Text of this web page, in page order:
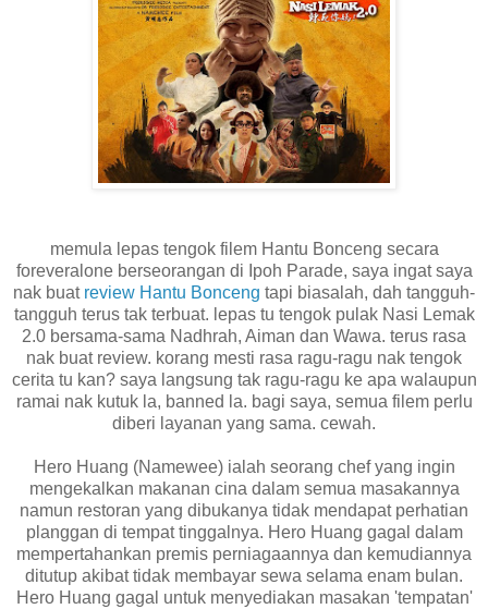
memula lepas tengok filem Hantu Bonceng secara
foreveralone berseorangan di Ipoh Parade, saya ingat saya
nak buat review Hantu Bonceng tapi biasalah, dah tangguh-
tangguh terus tak terbuat. lepas tu tengok pulak Nasi Lemak
2.0 bersama-sama Nadhrah, Aiman dan Wawa. terus rasa
nak buat review. korang mesti rasa ragu-ragu nak tengok
cerita tu kan? saya langsung tak ragu-ragu ke apa walaupun
ramai nak kutuk la, banned la. bagi saya, semua filem perlu
diberi layanan yang sama. cewah.
Hero Huang (Namewee) ialah seorang chef yang ingin
mengekalkan makanan cina dalam semua masakannya
namun restoran yang dibukanya tidak mendapat perhatian
planggan di tempat tinggalnya. Hero Huang gagal dalam
mempertahankan premis perniagaannya dan kemudiannya
ditutup akibat tidak membayar sewa selama enam bulan.
Hero Huang gagal untuk menyediakan masakan 'tempatan'